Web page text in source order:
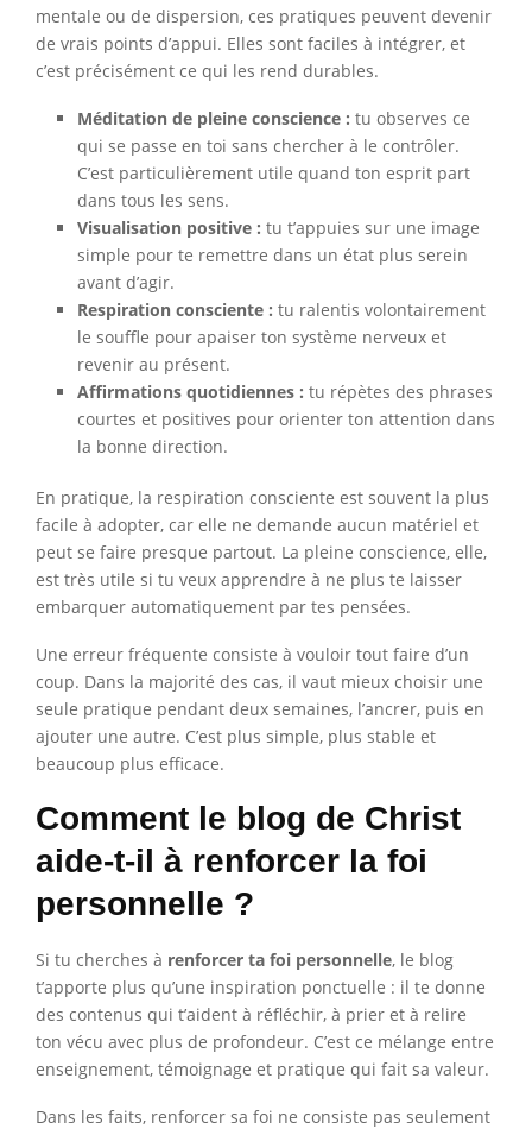
mentale ou de dispersion, ces pratiques peuvent devenir
de vrais points d’appui. Elles sont faciles à intégrer, et
c’est précisément ce qui les rend durables.
Méditation de pleine conscience : tu observes ce
qui se passe en toi sans chercher à le contrôler.
C’est particulièrement utile quand ton esprit part
dans tous les sens.
Visualisation positive : tu t’appuies sur une image
simple pour te remettre dans un état plus serein
avant d’agir.
Respiration consciente : tu ralentis volontairement
le souffle pour apaiser ton système nerveux et
revenir au présent.
Affirmations quotidiennes : tu répètes des phrases
courtes et positives pour orienter ton attention dans
la bonne direction.
En pratique, la respiration consciente est souvent la plus
facile à adopter, car elle ne demande aucun matériel et
peut se faire presque partout. La pleine conscience, elle,
est très utile si tu veux apprendre à ne plus te laisser
embarquer automatiquement par tes pensées.
Une erreur fréquente consiste à vouloir tout faire d’un
coup. Dans la majorité des cas, il vaut mieux choisir une
seule pratique pendant deux semaines, l’ancrer, puis en
ajouter une autre. C’est plus simple, plus stable et
beaucoup plus efficace.
Comment le blog de Christ
aide-t-il à renforcer la foi
personnelle ?
Si tu cherches à renforcer ta foi personnelle, le blog
t’apporte plus qu’une inspiration ponctuelle : il te donne
des contenus qui t’aident à réfléchir, à prier et à relire
ton vécu avec plus de profondeur. C’est ce mélange entre
enseignement, témoignage et pratique qui fait sa valeur.
Dans les faits, renforcer sa foi ne consiste pas seulement